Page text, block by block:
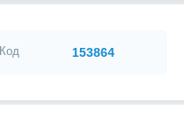
Код 153864